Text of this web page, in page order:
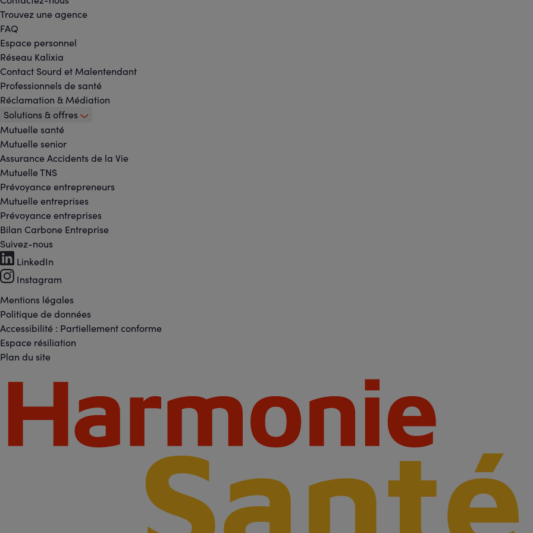
Trouvez une agence
FAQ
Espace personnel
Réseau Kalixia
Contact Sourd et Malentendant
Professionnels de santé
Réclamation & Médiation
Solutions & offres
Mutuelle santé
Mutuelle senior
Assurance Accidents de la Vie
Mutuelle TNS
Prévoyance entrepreneurs
Mutuelle entreprises
Prévoyance entreprises
Bilan Carbone Entreprise
Footer
-
Réseaux
sociaux
Suivez-nous
LinkedIn
Instagram
Footer
-
Liens
légaux
Mentions légales
Politique de données
Accessibilité : Partiellement conforme
Espace résiliation
Plan du site
Footer
Partenaires